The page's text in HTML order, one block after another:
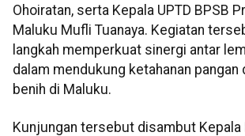
Ohoiratan, serta Kepala UPTD BPSB
Maluku Mufli Tuanaya. Kegiatan
langkah memperkuat sinergi antar
dalam mendukung ketahanan pangan
benih di Maluku.
Kunjungan tersebut disambut Kepala